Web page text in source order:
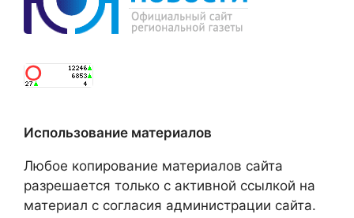
Использование материалов
Любое копирование материалов сайта
разрешается только с активной ссылкой на
материал с согласия администрации сайта.